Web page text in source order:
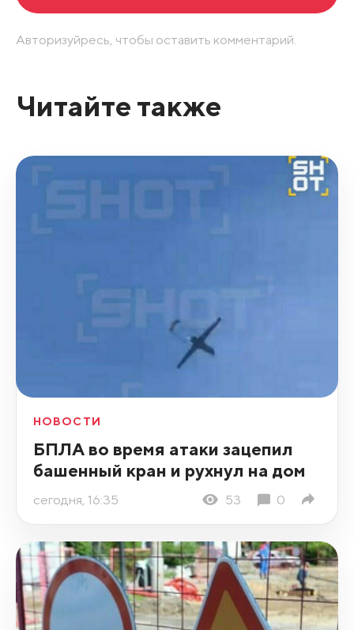
Авторизуйресь, чтобы оставить комментарий.
Читайте также
НОВОСТИ
БПЛА во время атаки зацепил
башенный кран и рухнул на дом
сегодня, 16:35 53 0